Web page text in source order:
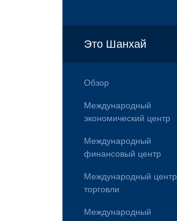
Это Шанхай
Обзор
Международный
экономический центр
Международный
финансовый центр
Международный центр
торговли
Международный